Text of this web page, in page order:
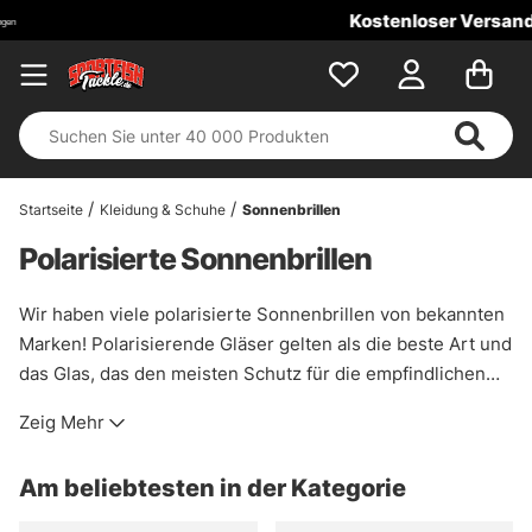
Kostenloser Versand ab 100 €!
Startseite Kleidung & Schuhe Sonnenbrillen
Polarisierte Sonnenbrillen
Wir haben viele polarisierte Sonnenbrillen von bekannten
Marken! Polarisierende Gläser gelten als die beste Art und
das Glas, das den meisten Schutz für die empfindlichen
gute Sicht zu haben, nicht nur aus Sicherheitsgründen,
misstrauische Fische leichter zu erkennen. Das
Zeig Mehr
Am beliebtesten in der Kategorie